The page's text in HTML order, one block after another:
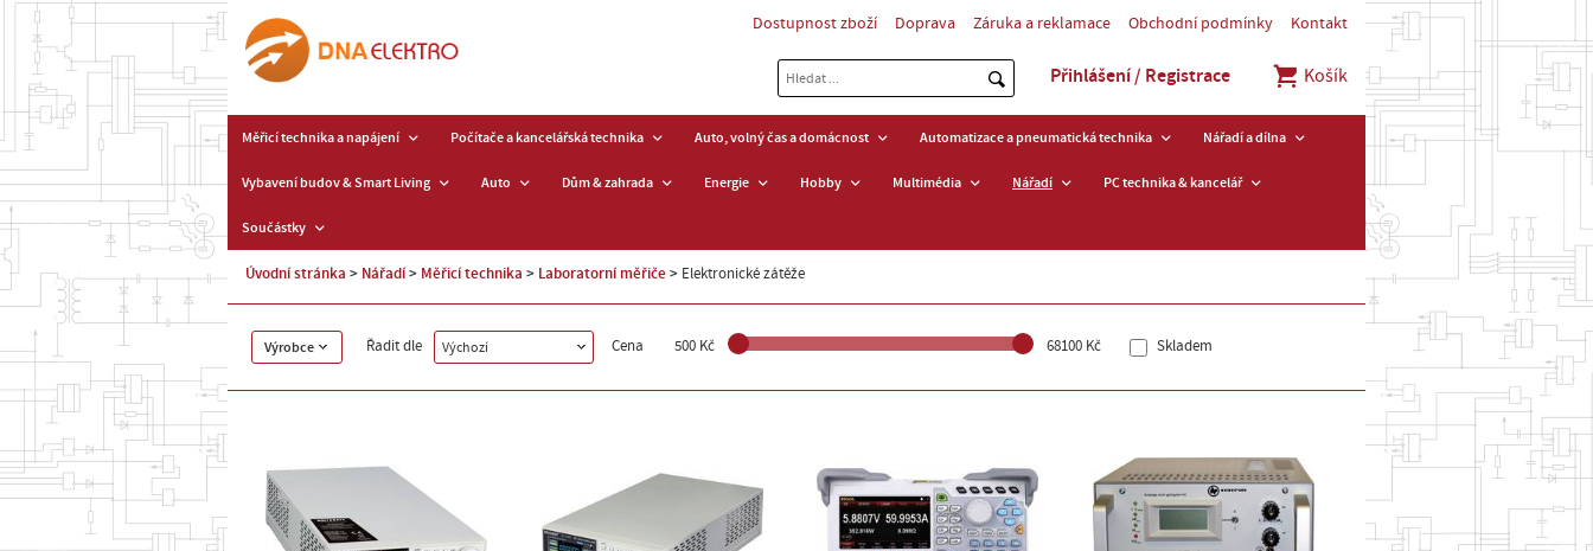
Dostupnost zboží Doprava Záruka a reklamace Obchodní podmínky Kontakt
Přihlášení / Registrace Košík
Měřicí technika a napájení Počítače a kancelářská technika Auto, volný čas a domácnost Automatizace a pneumatická technika Nářadí a dílna
Vybavení budov & Smart Living Auto Dům & zahrada Energie Hobby Multimédia Nářadí PC technika & kancelář
Součástky
Úvodní stránka Nářadí Měřicí technika Laboratorní měřiče Elektronické zátěže
Výrobce Řadit dle Výchozí Cena 500 Kč 68100 Kč Skladem